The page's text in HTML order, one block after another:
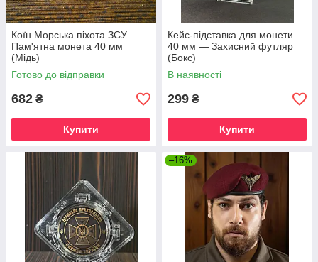
Коїн Морська піхота ЗСУ —
Пам'ятна монета 40 мм
(Мідь)
Готово до відправки
682 ₴
Купити
Кейс-підставка для монети
40 мм — Захисний футляр
(Бокс)
В наявності
299 ₴
Купити
–16%